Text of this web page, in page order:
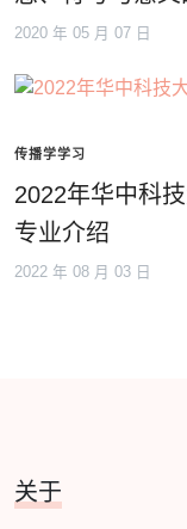
2020 年 05 月 07 日
传播学学习
2022年华中科
专业介绍
2022 年 08 月 03 日
关于